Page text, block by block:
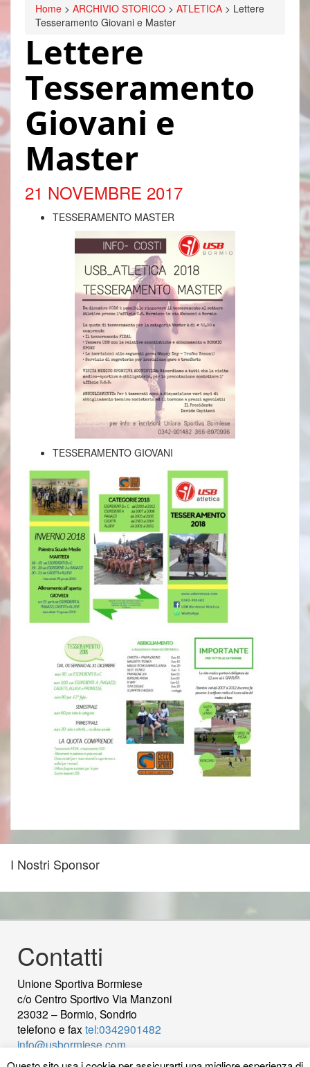
Home > ARCHIVIO STORICO > ATLETICA > Lettere
Tesseramento Giovani e Master
Lettere
Tesseramento
Giovani e
Master
21 NOVEMBRE 2017
TESSERAMENTO MASTER
TESSERAMENTO GIOVANI
I Nostri Sponsor
Contatti
Unione Sportiva Bormiese
c/o Centro Sportivo Via Manzoni
23032 – Bormio, Sondrio
telefono e fax tel:0342901482
info@usbormiese.com
P.Iva 00422230144 - C.Fiscale 92000820149